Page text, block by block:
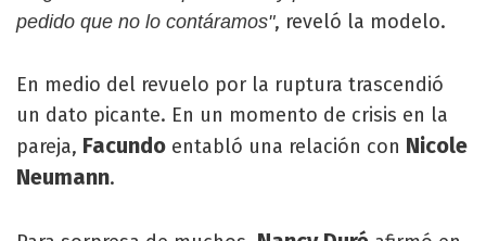
pedido que no lo contáramos", reveló la modelo.
En medio del revuelo por la ruptura trascendió
un dato picante. En un momento de crisis en la
pareja, Facundo entabló una relación con Nicole
Neumann.